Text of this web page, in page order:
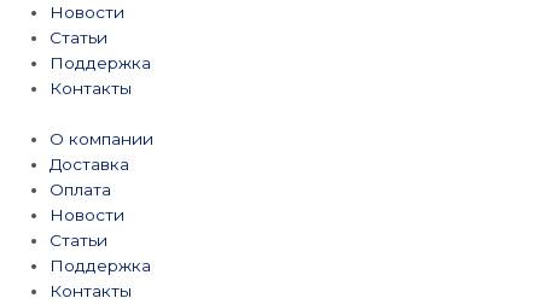
Новости
Статьи
Поддержка
Контакты
О компании
Доставка
Оплата
Новости
Статьи
Поддержка
Контакты